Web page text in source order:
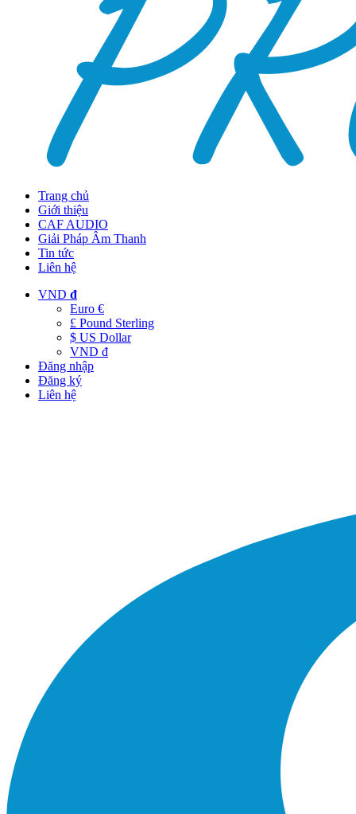
Trang chủ
Giới thiệu
CAF AUDIO
Giải Pháp Âm Thanh
Tin tức
Liên hệ
VND đ
Euro €
£ Pound Sterling
$ US Dollar
VND đ
Đăng nhập
Đăng ký
Liên hệ